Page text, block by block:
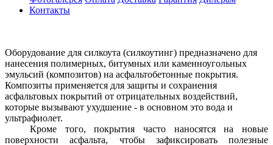
Контакты
Оборудование для силкоута (силкоутинг) предназначено для
нанесения полимерных, битумных или каменноугольных
эмульсий (композитов) на асфальтобетонные покрытия.
Композиты применяется для защиты и сохранения
асфальтовых покрытий от отрицательных воздействий,
которые вызывают ухудшение - в основном это вода и
ультрафиолет.
Кроме того, покрытия часто наносятся на новые
поверхности асфальта, чтобы зафиксировать полезные